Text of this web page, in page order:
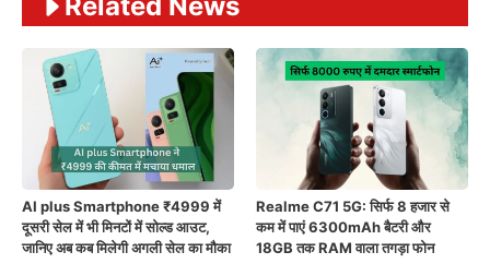
AI plus Smartphone ₹4999 में
दूसरी सेल में भी मिनटों में सोल्ड आउट,
जानिए अब कब मिलेगी अगली सेल का मौका
Realme C71 5G: सिर्फ 8 हजार से
कम में पाएं 6300mAh बैटरी और
18GB तक RAM वाला तगड़ा फोन